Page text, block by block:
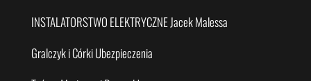
INSTALATORSTWO ELEKTRYCZNE Jacek Malessa
Gralczyk i Córki Ubezpieczenia